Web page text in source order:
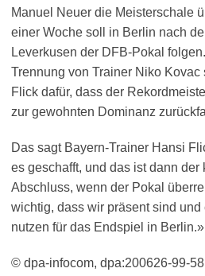
Manuel Neuer die Meisterschale
einer Woche soll in Berlin nach
Leverkusen der DFB-Pokal
Trennung von Trainer Niko Kovac
Flick dafür, dass der
zur gewohnten Dominanz
Das sagt Bayern-Trainer Hansi
es geschafft, und das ist dann der
Abschluss, wenn der Pokal
wichtig, dass wir präsent sind und
nutzen für das Endspiel in Berlin.»
© dpa-infocom, dpa:200626-99-